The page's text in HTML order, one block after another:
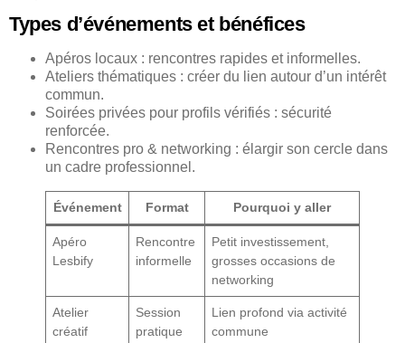
Types d’événements et bénéfices
Apéros locaux : rencontres rapides et informelles.
Ateliers thématiques : créer du lien autour d’un intérêt
commun.
Soirées privées pour profils vérifiés : sécurité
renforcée.
Rencontres pro & networking : élargir son cercle dans
un cadre professionnel.
Événement Format Pourquoi y aller
Apéro
Lesbify
Rencontre
informelle
Petit investissement,
grosses occasions de
networking
Atelier
créatif
Session
pratique
Lien profond via activité
commune